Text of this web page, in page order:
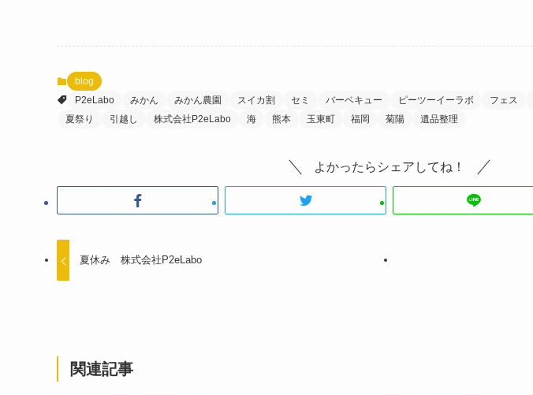
blog
P2eLabo
みかん みかん農園 スイカ割 セミ バーベキュー ピーツーイーラボ フェス
夏祭り
引越し 株式会社P2eLabo 海 熊本 玉東町 福岡 菊陽 遺品整理
よかったらシェアしてね！
夏休み 株式会社P2eLabo
関連記事